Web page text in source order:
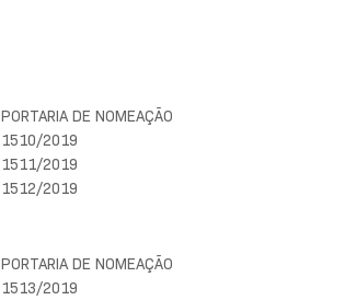
PORTARIA DE NOMEAÇÃO
1510/2019
1511/2019
1512/2019
PORTARIA DE NOMEAÇÃO
1513/2019